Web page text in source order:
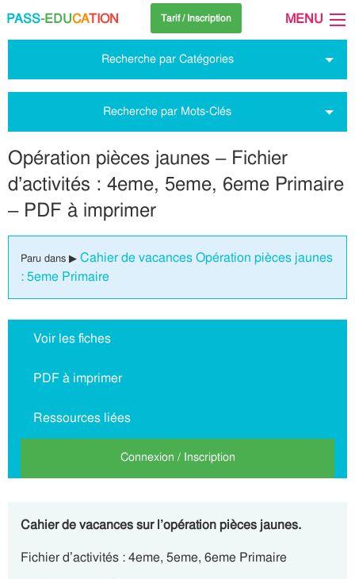
PASS-EDUCATION Tarif / Inscription MENU
Recherche par Catégories
Recherche par Mots-Clés
Opération pièces jaunes – Fichier
d’activités : 4eme, 5eme, 6eme Primaire
– PDF à imprimer
Paru dans ▶ Cahier de vacances Opération pièces jaunes
: 5eme Primaire
Voir les fiches
PDF à imprimer
Ressources liées
Connexion / Inscription
Cahier de vacances sur l’opération pièces jaunes.
Fichier d’activités : 4eme, 5eme, 6eme Primaire